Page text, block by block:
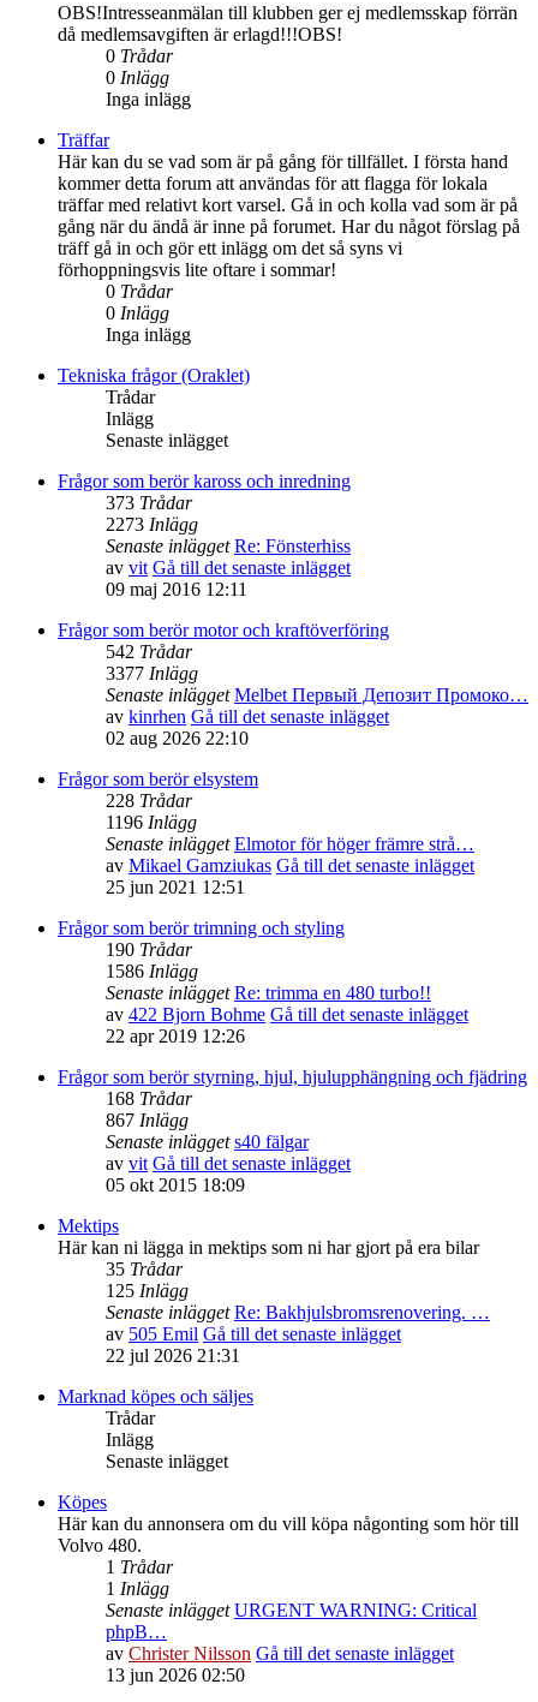
OBS!Intresseanmälan till klubben ger ej medlemsskap förrän
då medlemsavgiften är erlagd!!!OBS!
0 Trådar
0 Inlägg
Inga inlägg
Träffar
Här kan du se vad som är på gång för tillfället. I första hand
kommer detta forum att användas för att flagga för lokala
träffar med relativt kort varsel. Gå in och kolla vad som är på
gång när du ändå är inne på forumet. Har du något förslag på
träff gå in och gör ett inlägg om det så syns vi
förhoppningsvis lite oftare i sommar!
0 Trådar
0 Inlägg
Inga inlägg
Tekniska frågor (Oraklet)
Trådar
Inlägg
Senaste inlägget
Frågor som berör kaross och inredning
373 Trådar
2273 Inlägg
Senaste inlägget Re: Fönsterhiss
av vit Gå till det senaste inlägget
09 maj 2016 12:11
Frågor som berör motor och kraftöverföring
542 Trådar
3377 Inlägg
Senaste inlägget Melbet Первый Депозит Промоко…
av kinrhen Gå till det senaste inlägget
02 aug 2026 22:10
Frågor som berör elsystem
228 Trådar
1196 Inlägg
Senaste inlägget Elmotor för höger främre strå…
av Mikael Gamziukas Gå till det senaste inlägget
25 jun 2021 12:51
Frågor som berör trimning och styling
190 Trådar
1586 Inlägg
Senaste inlägget Re: trimma en 480 turbo!!
av 422 Bjorn Bohme Gå till det senaste inlägget
22 apr 2019 12:26
Frågor som berör styrning, hjul, hjulupphängning och fjädring
168 Trådar
867 Inlägg
Senaste inlägget s40 fälgar
av vit Gå till det senaste inlägget
05 okt 2015 18:09
Mektips
Här kan ni lägga in mektips som ni har gjort på era bilar
35 Trådar
125 Inlägg
Senaste inlägget Re: Bakhjulsbromsrenovering. …
av 505 Emil Gå till det senaste inlägget
22 jul 2026 21:31
Marknad köpes och säljes
Trådar
Inlägg
Senaste inlägget
Köpes
Här kan du annonsera om du vill köpa någonting som hör till
Volvo 480.
1 Trådar
1 Inlägg
Senaste inlägget URGENT WARNING: Critical
phpB…
av Christer Nilsson Gå till det senaste inlägget
13 jun 2026 02:50